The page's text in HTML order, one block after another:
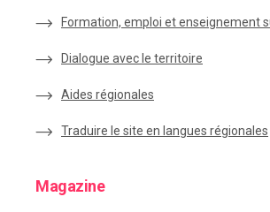
Formation, emploi et enseignement
Dialogue avec le territoire
Aides régionales
Traduire le site en langues régionales
Magazine